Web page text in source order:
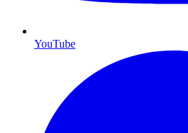
YouTube